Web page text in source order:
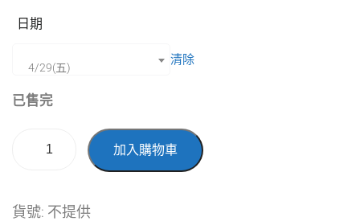
日期
4/29(五)
清除
已售完
加入購物車
貨號: 不提供